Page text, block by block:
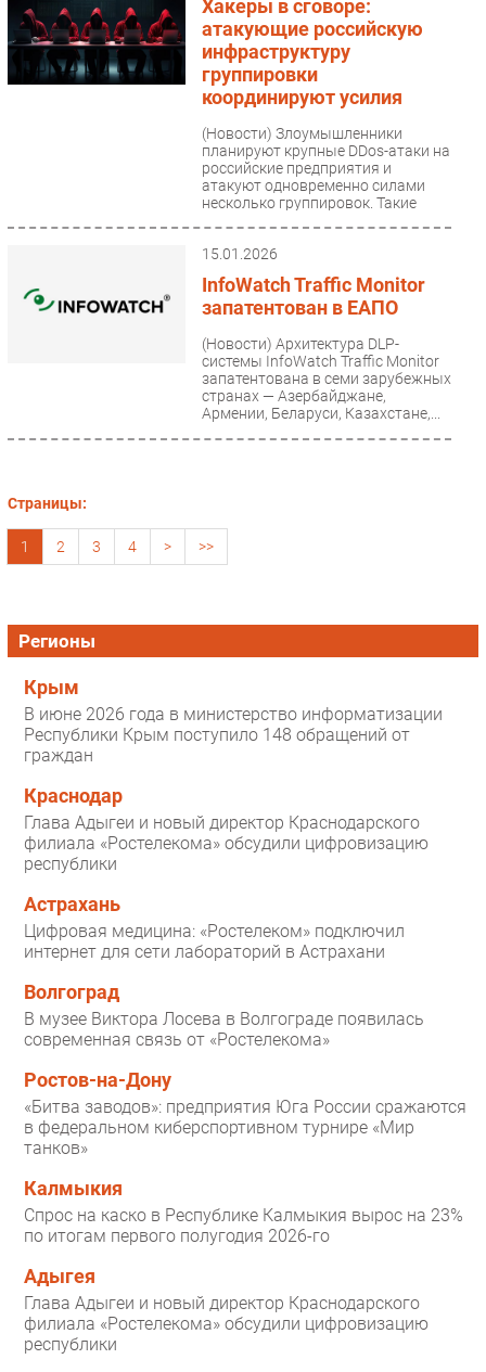
Хакеры в сговоре:
атакующие российскую
инфраструктуру
группировки
координируют усилия
(Новости) Злоумышленники
планируют крупные DDos-атаки на
российские предприятия и
атакуют одновременно силами
несколько группировок. Такие
15.01.2026
InfoWatch Traffic Monitor
запатентован в ЕАПО
(Новости) Архитектура DLP-
системы InfoWatch Traffic Monitor
запатентована в семи зарубежных
странах — Азербайджане,
Армении, Беларуси, Казахстане,...
Страницы:
1 2 3 4 > >>
Регионы
Крым
В июне 2026 года в министерство информатизации
Республики Крым поступило 148 обращений от
граждан
Краснодар
Глава Адыгеи и новый директор Краснодарского
филиала «Ростелекома» обсудили цифровизацию
республики
Астрахань
Цифровая медицина: «Ростелеком» подключил
интернет для сети лабораторий в Астрахани
Волгоград
В музее Виктора Лосева в Волгограде появилась
современная связь от «Ростелекома»
Ростов-на-Дону
«Битва заводов»: предприятия Юга России сражаются
в федеральном киберспортивном турнире «Мир
танков»
Калмыкия
Спрос на каско в Республике Калмыкия вырос на 23%
по итогам первого полугодия 2026-го
Адыгея
Глава Адыгеи и новый директор Краснодарского
филиала «Ростелекома» обсудили цифровизацию
республики